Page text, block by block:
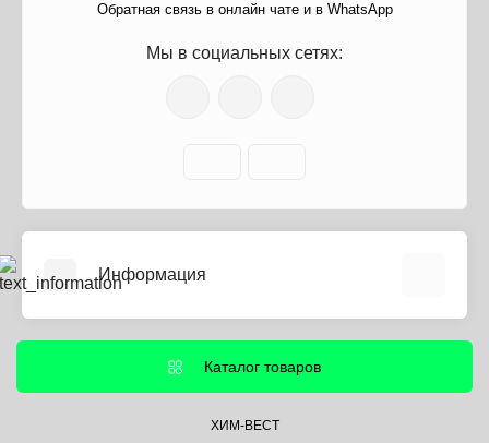
Обратная связь в онлайн чате и в WhatsApp
Мы в социальных сетях:
Информация
Информация о доставке
Политика безопасности
Каталог товаров
ХИМ-ВЕСТ